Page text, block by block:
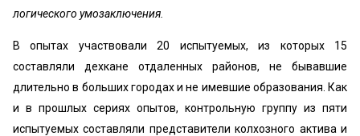
логического умозаключения.
В опытах участвовали 20 испытуемых, из которых 15
составляли дехкане отдаленных районов, не бывавшие
длительно в больших городах и не имевшие образования. Как
и в прошлых сериях опытов, контрольную группу из пяти
испытуемых составляли представители колхозного актива и